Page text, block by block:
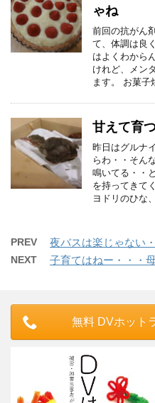
ゃね
前回の抗がん
て、体調は良
はよくわから
けれど、メン
ます。 お菓子
甘えて育
昨日はグルナ
らわ・・そん
鳴いてる・・
を持ってきて
ヨドリのひな
PREV 夜バスは楽じゃない・
NEXT 子育てはねー・・・
無料 DVホッ